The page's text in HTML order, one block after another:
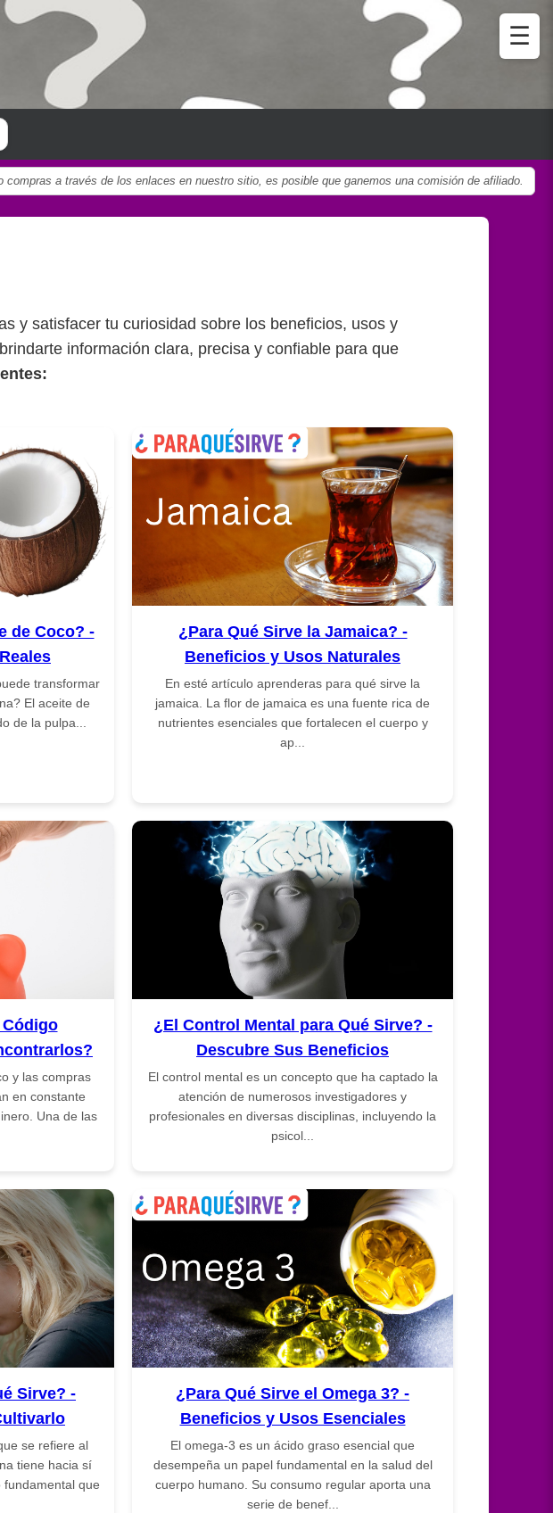
☰
compras a través de los enlaces en nuestro sitio, es posible que ganemos una comisión de afiliado.
y satisfacer tu curiosidad sobre los beneficios, usos y
información clara, precisa y confiable para que
de Coco? -
transformar
El aceite de
de la pulpa...
¿Para Qué Sirve la Jamaica? -
Beneficios y Usos Naturales
En esté artículo aprenderas para qué sirve la
jamaica. La flor de jamaica es una fuente rica de
nutrientes esenciales que fortalecen el cuerpo y
ap...
Código
y las compras
en constante
Una de las
¿El Control Mental para Qué Sirve? -
Descubre Sus Beneficios
El control mental es un concepto que ha captado la
atención de numerosos investigadores y
profesionales en diversas disciplinas, incluyendo la
psicol...
Sirve? -
se refiere al
tiene hacia sí
fundamental que
¿Para Qué Sirve el Omega 3? -
Beneficios y Usos Esenciales
El omega-3 es un ácido graso esencial que
desempeña un papel fundamental en la salud del
cuerpo humano. Su consumo regular aporta una
serie de benef...